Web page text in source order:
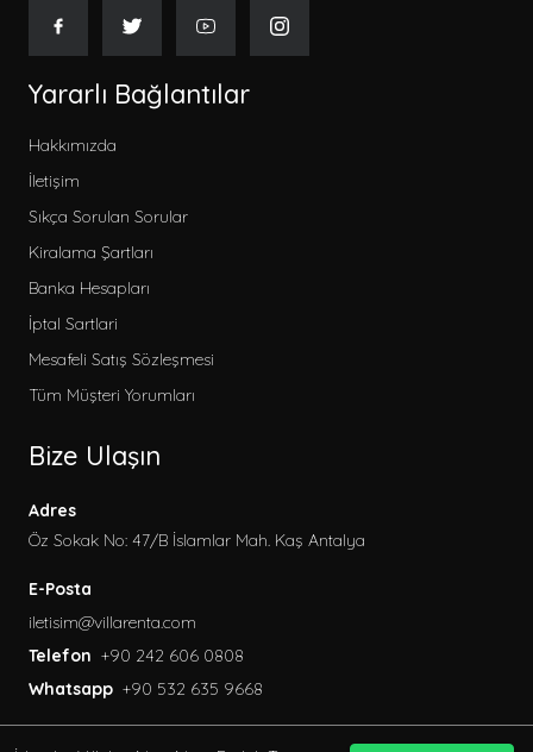
Yararlı Bağlantılar
Hakkımızda
İletişim
Sıkça Sorulan Sorular
Kiralama Şartları
Banka Hesapları
İptal Sartlari
Mesafeli Satış Sözleşmesi
Tüm Müşteri Yorumları
Bize Ulaşın
Adres
Öz Sokak No: 47/B İslamlar Mah. Kaş Antalya
E-Posta
iletisim@villarenta.com
Telefon +90 242 606 0808
Whatsapp +90 532 635 9668